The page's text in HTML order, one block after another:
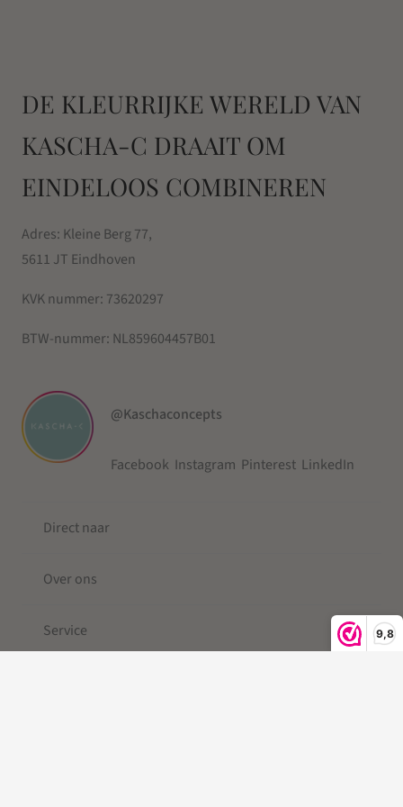
9,8
DE KLEURRIJKE WERELD VAN
KASCHA-C DRAAIT OM
EINDELOOS COMBINEREN
Adres: Kleine Berg 77,
5611 JT Eindhoven
KVK nummer: 73620297
BTW-nummer: NL859604457B01
@Kaschaconcepts
Facebook Instagram Pinterest LinkedIn
Direct naar
Over ons
Service